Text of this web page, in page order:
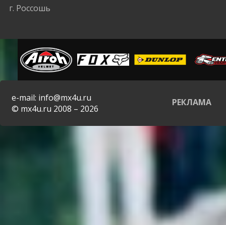
г. Россошь
e-mail: info@mx4u.ru
© mx4u.ru 2008 – 2026
РЕКЛАМА